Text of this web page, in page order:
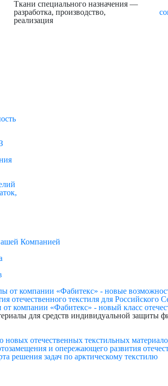
Ткани специального назначения —
разработка, производство,
реализация
Компанией
от компании «Фабитекс» - новые
отечественного текстиля для Российского
компании «Фабитекс» - новый класс
для средств индивидуальной защиты
отечественных текстильных
и опережающего развития
решения задач по арктическому текстилю